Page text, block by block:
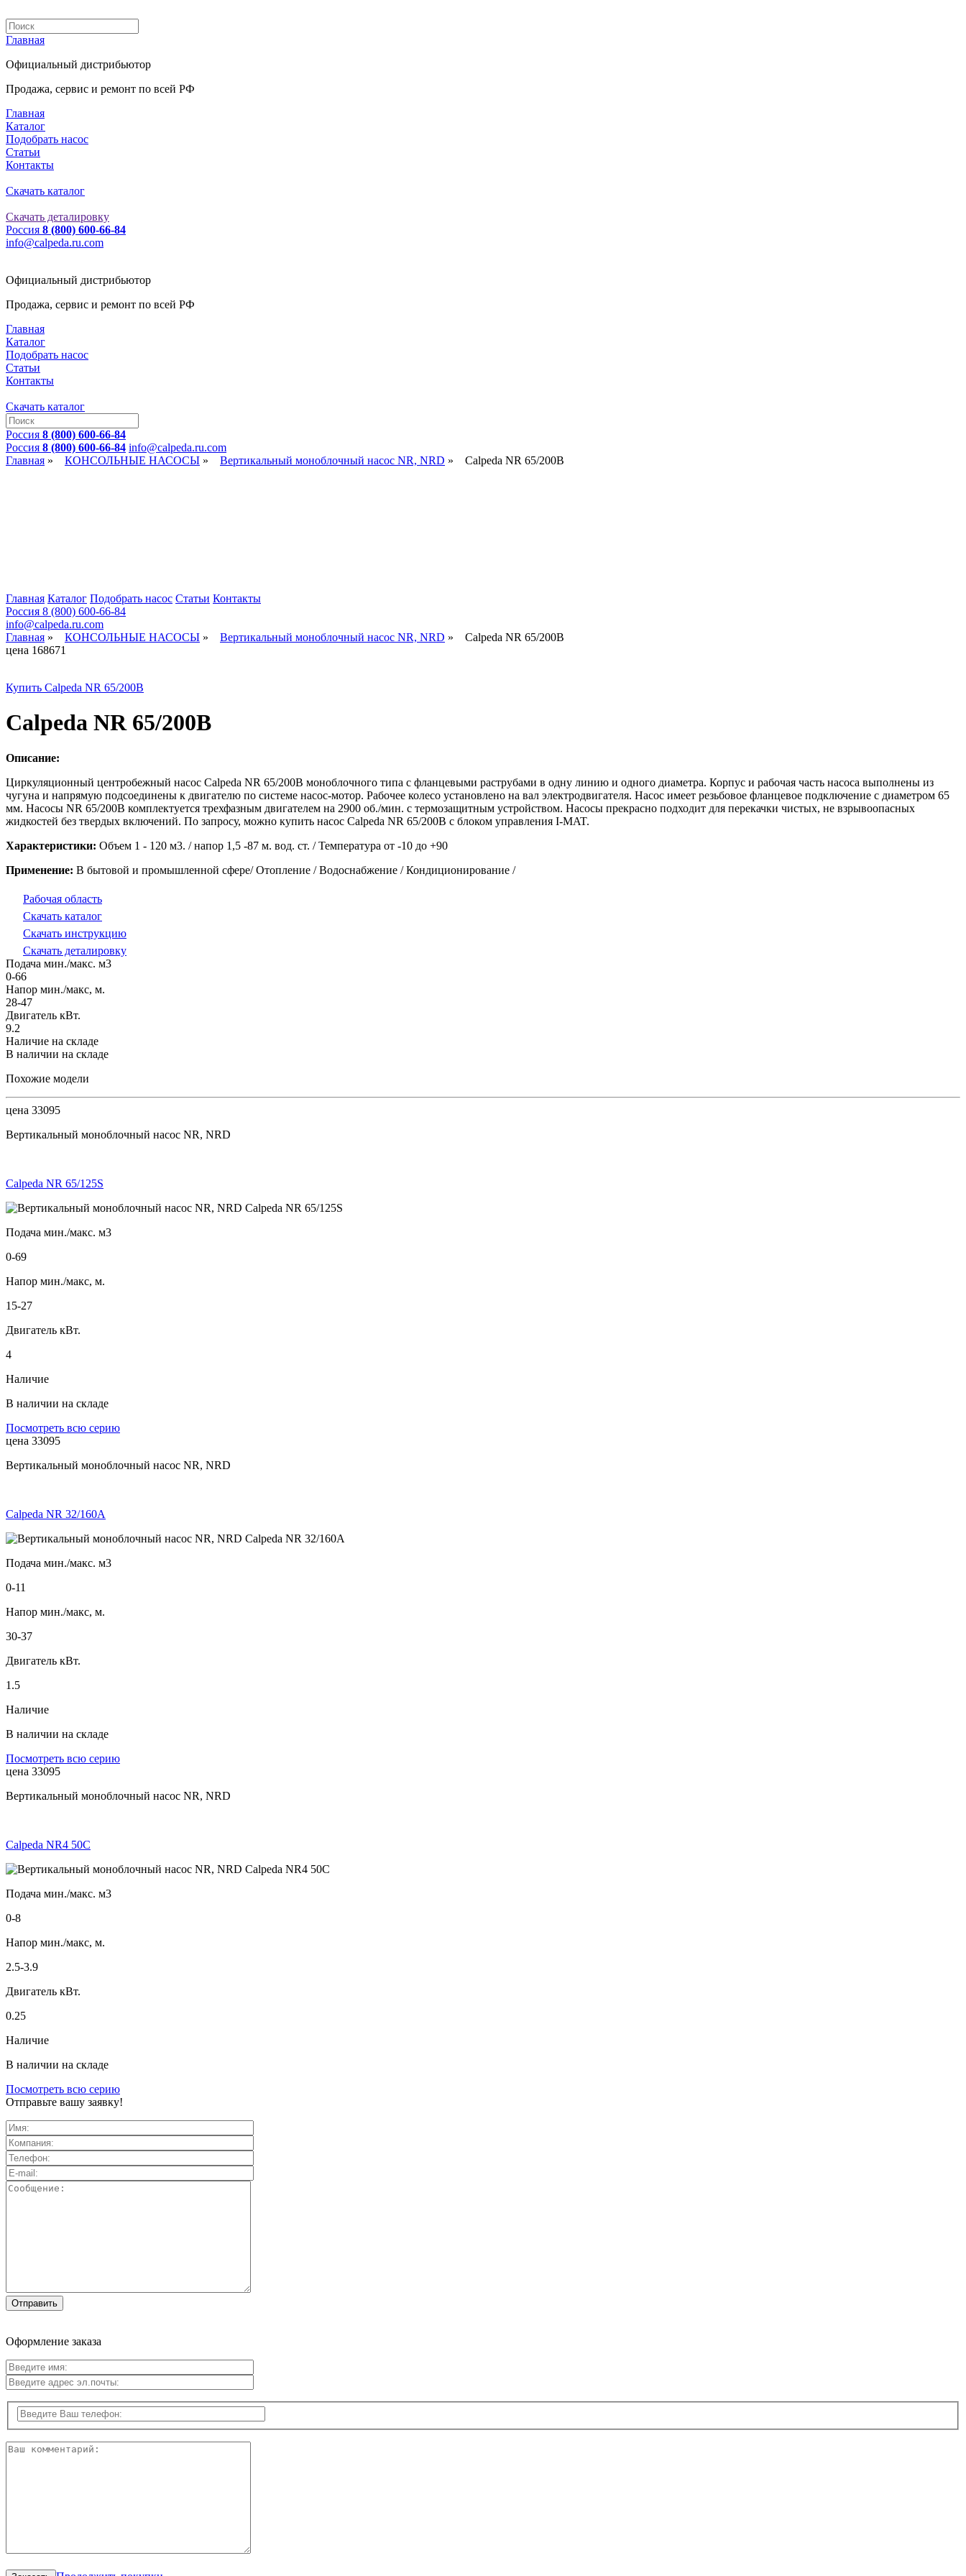
Главная
Официальный дистрибьютор
Продажа, сервис и ремонт по всей РФ
Главная
Каталог
Подобрать насос
Статьи
Контакты
Скачать каталог
Скачать деталировку
Россия 8 (800) 600-66-84
info@сalpeda.ru.com
Официальный дистрибьютор
Продажа, сервис и ремонт по всей РФ
Главная
Каталог
Подобрать насос
Статьи
Контакты
Скачать каталог
Россия 8 (800) 600-66-84
Россия 8 (800) 600-66-84 info@сalpeda.ru.com
Главная » КОНСОЛЬНЫЕ НАСОСЫ » Вертикальный моноблочный насос NR, NRD » Calpeda NR 65/200B
Главная Каталог Подобрать насос Статьи Контакты
Россия 8 (800) 600-66-84
info@сalpeda.ru.com
Главная » КОНСОЛЬНЫЕ НАСОСЫ » Вертикальный моноблочный насос NR, NRD » Calpeda NR 65/200B
цена 168671
Купить Calpeda NR 65/200B
Calpeda NR 65/200B
Описание:
Циркуляционный центробежный насос Calpeda NR 65/200B моноблочного типа с фланцевыми раструбами в одну линию и одного диаметра. Корпус и рабочая часть насоса выполнены из
чугуна и напрямую подсоединены к двигателю по системе насос-мотор. Рабочее колесо установлено на вал электродвигателя. Насос имеет резьбовое фланцевое подключение с диаметром 65
мм. Насосы NR 65/200B комплектуется трехфазным двигателем на 2900 об./мин. с термозащитным устройством. Насосы прекрасно подходит для перекачки чистых, не взрывоопасных
жидкостей без твердых включений. По запросу, можно купить насос Calpeda NR 65/200B с блоком управления I-MAT.
Характеристики: Объем 1 - 120 м3. / напор 1,5 -87 м. вод. ст. / Температура от -10 до +90
Применение: В бытовой и промышленной сфере/ Отопление / Водоснабжение / Кондиционирование /
Рабочая область
Скачать каталог
Скачать инструкцию
Скачать деталировку
Подача мин./макс. м3
0-66
Напор мин./макс, м.
28-47
Двигатель кВт.
9.2
Наличие на складе
В наличии на складе
Похожие модели
цена 33095
Вертикальный моноблочный насос NR, NRD
Calpeda NR 65/125S
Подача мин./макс. м3
0-69
Напор мин./макс, м.
15-27
Двигатель кВт.
4
Наличие
В наличии на складе
Посмотреть всю серию
цена 33095
Вертикальный моноблочный насос NR, NRD
Calpeda NR 32/160A
Подача мин./макс. м3
0-11
Напор мин./макс, м.
30-37
Двигатель кВт.
1.5
Наличие
В наличии на складе
Посмотреть всю серию
цена 33095
Вертикальный моноблочный насос NR, NRD
Calpeda NR4 50C
Подача мин./макс. м3
0-8
Напор мин./макс, м.
2.5-3.9
Двигатель кВт.
0.25
Наличие
В наличии на складе
Посмотреть всю серию
Отправьте вашу заявку!
Оформление заказа